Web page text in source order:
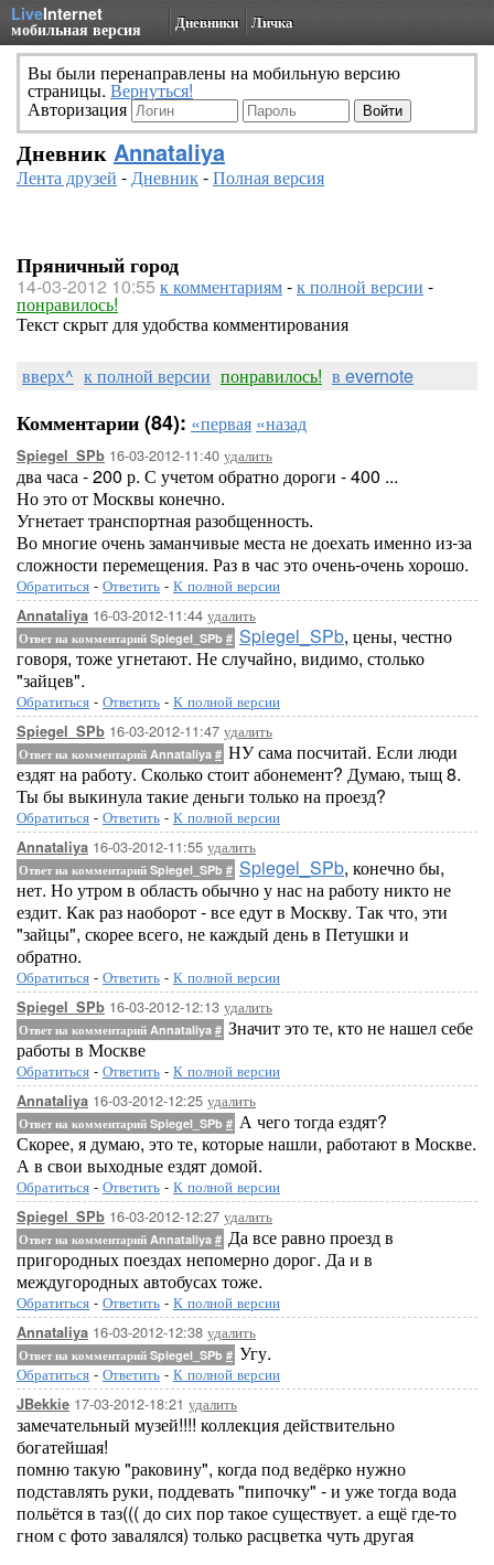
LiveInternet
мобильная версия Дневники Личка
Вы были перенаправлены на мобильную версию
страницы. Вернуться!
Авторизация
Дневник Annataliya
Лента друзей -Дневник-Полная версия
Пряничный город
14-03-2012 10:55 к комментариям-к полной версии -
понравилось!
Текст скрыт для удобства комментирования
вверх^ к полной версии понравилось! в evernote
Комментарии (84): «первая «назад
Spiegel_SPb 16-03-2012-11:40 удалить
два часа - 200 р. С учетом обратно дороги - 400 ...
Но это от Москвы конечно.
Угнетает транспортная разобщенность.
Во многие очень заманчивые места не доехать именно из-за
сложности перемещения. Раз в час это очень-очень хорошо.
Обратиться - Ответить - К полной версии
Annataliya 16-03-2012-11:44 удалить
Ответ на комментарий Spiegel_SPb # Spiegel_SPb, цены, честно
говоря, тоже угнетают. Не случайно, видимо, столько
"зайцев".
Обратиться - Ответить - К полной версии
Spiegel_SPb 16-03-2012-11:47 удалить
Ответ на комментарий Annataliya # НУ сама посчитай. Если люди
ездят на работу. Сколько стоит абонемент? Думаю, тыщ 8.
Ты бы выкинула такие деньги только на проезд?
Обратиться - Ответить - К полной версии
Annataliya 16-03-2012-11:55 удалить
Ответ на комментарий Spiegel_SPb # Spiegel_SPb, конечно бы,
нет. Но утром в область обычно у нас на работу никто не
ездит. Как раз наоборот - все едут в Москву. Так что, эти
"зайцы", скорее всего, не каждый день в Петушки и
обратно.
Обратиться - Ответить - К полной версии
Spiegel_SPb 16-03-2012-12:13 удалить
Ответ на комментарий Annataliya # Значит это те, кто не нашел себе
работы в Москве
Обратиться - Ответить - К полной версии
Annataliya 16-03-2012-12:25 удалить
Ответ на комментарий Spiegel_SPb # А чего тогда ездят?
Скорее, я думаю, это те, которые нашли, работают в Москве.
А в свои выходные ездят домой.
Обратиться - Ответить - К полной версии
Spiegel_SPb 16-03-2012-12:27 удалить
Ответ на комментарий Annataliya # Да все равно проезд в
пригородных поездах непомерно дорог. Да и в
междугородных автобусах тоже.
Обратиться - Ответить - К полной версии
Annataliya 16-03-2012-12:38 удалить
Ответ на комментарий Spiegel_SPb # Угу.
Обратиться - Ответить - К полной версии
JBekkie 17-03-2012-18:21 удалить
замечательный музей!!!! коллекция действительно
богатейшая!
помню такую "раковину", когда под ведёрко нужно
подставлять руки, поддевать "пипочку" - и уже тогда вода
польётся в таз((( до сих пор такое существует. а ещё где-то
гном с фото завалялся) только расцветка чуть другая